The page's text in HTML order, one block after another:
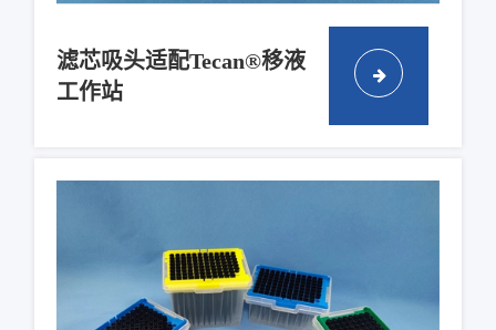
滤芯吸头适配Tecan®移液
工作站